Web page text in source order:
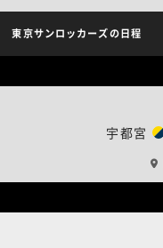
東京サンロッカーズの日程
宇都宮